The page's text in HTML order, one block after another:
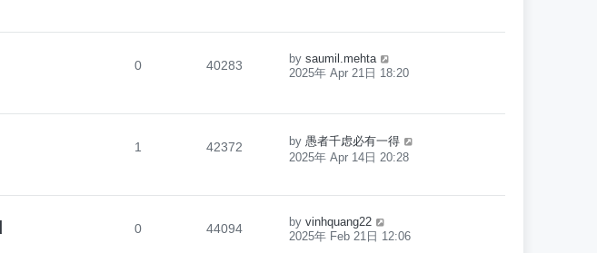
0 40283 by saumil.mehta
2025年 Apr 21日 18:20
1 42372 by 愚者千虑必有一得
2025年 Apr 14日 20:28
0 44094 by vinhquang22
2025年 Feb 21日 12:06